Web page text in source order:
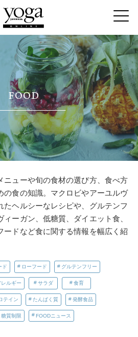
FOOD
ニューや旬の食材の選び方、食べ方
の食の知識。マクロビやアーユルヴ
たヘルシーなレシピや、グルテンフ
ィーガン、低糖質、ダイエット食、
ードなど食に関する情報を幅広く紹
ド ローフード グルテンフリー
レルギー サラダ 食育
テイン たんぱく質 発酵食品
糖質制限 FOODニュース